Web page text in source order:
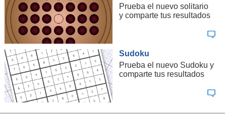
Prueba el nuevo solitario
y comparte tus resultados
Sudoku
Prueba el nuevo Sudoku y
comparte tus resultados